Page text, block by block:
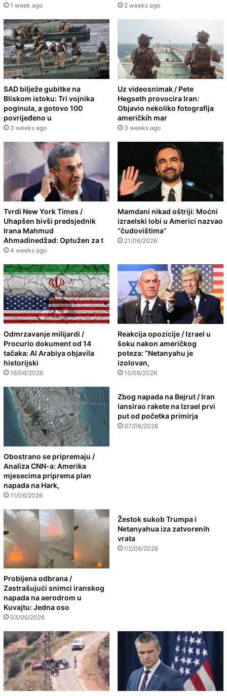
1 week ago 2 weeks ago
SAD bilježe gubitke na
Bliskom istoku: Tri vojnika
poginula, a gotovo 100
povrijeđeno u
3 weeks ago
Uz videosnimak / Pete
Hegseth provocira Iran:
Objavio nekoliko fotografija
američkih mar
3 weeks ago
Tvrdi New York Times /
Uhapšen bivši predsjednik
Irana Mahmud
Ahmadinedžad: Optužen za t
4 weeks ago
Mamdani nikad oštriji: Moćni
izraelski lobi u Americi nazvao
“čudovištima”
21/06/2026
Odmrzavanje milijardi /
Procurio dokument od 14
tačaka: Al Arabiya objavila
historijski
16/06/2026
Reakcija opozicije / Izrael u
šoku nakon američkog
poteza: “Netanyahu je
izolovan,
15/06/2026
Obostrano se pripremaju /
Analiza CNN-a: Amerika
mjesecima priprema plan
napada na Hark,
11/06/2026
Zbog napada na Bejrut / Iran
lansirao rakete na Izrael prvi
put od početka primirja
07/06/2026
Probijena odbrana /
Zastrašujući snimci iranskog
napada na aerodrom u
Kuvajtu: Jedna oso
03/06/2026
Žestok sukob Trumpa i
Netanyahua iza zatvorenih
vrata
02/06/2026